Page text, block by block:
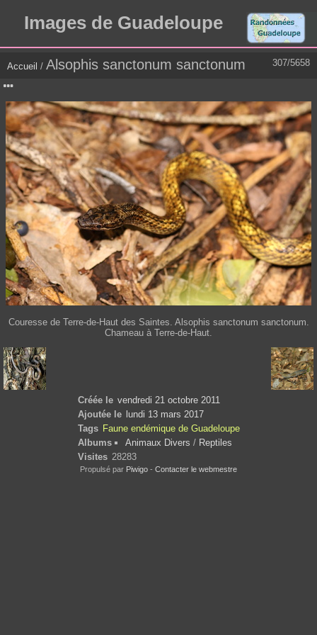
Images de Guadeloupe
307/5658
Accueil / Alsophis sanctonum sanctonum
Couresse de Terre-de-Haut des Saintes. Alsophis sanctonum sanctonum.
Chameau à Terre-de-Haut.
Créée le vendredi 21 octobre 2011
Ajoutée le
lundi 13 mars 2017
Tags Faune endémique de Guadeloupe
Albums
Animaux Divers / Reptiles
Visites 28283
Propulsé par Piwigo - Contacter le webmestre